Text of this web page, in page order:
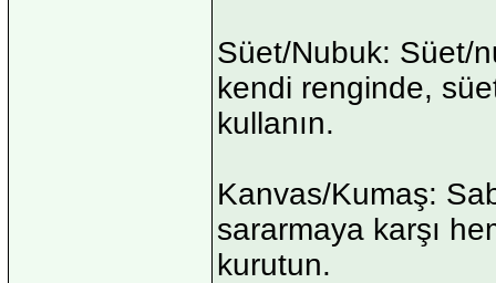
Süet/Nubuk: Süet/
kendi renginde,
kullanın.
Kanvas/Kumaş:
sararmaya karşı
kurutun.